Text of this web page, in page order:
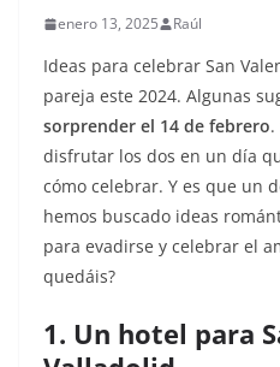
enero 13, 2025 Raúl
Ideas para celebrar San
pareja este 2024. Algunas
sorprender el 14 de febrero
disfrutar los dos en un día
cómo celebrar. Y es que un
hemos buscado ideas
para evadirse y celebrar el
quedáis?
1. Un hotel para